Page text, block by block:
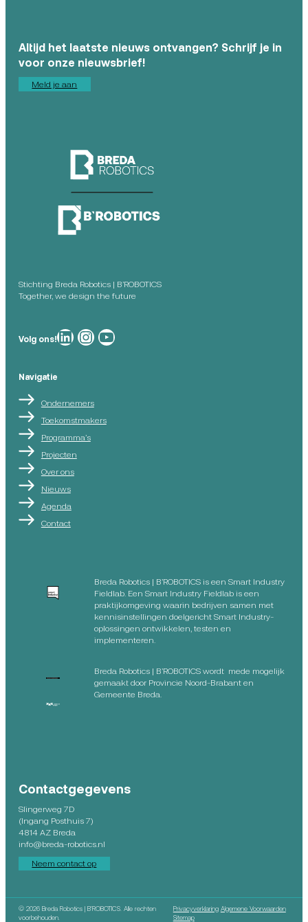
Altijd het laatste nieuws ontvangen? Schrijf je in
voor onze nieuwsbrief!
Meld je aan
Stichting Breda Robotics | B’ROBOTICS
Together, we design the future
Volg ons!Breda Robotics op Breda Robotics op Instagram
Breda Robotics op
Navigatie
Ondernemers
Toekomstmakers
Programma’s
Projecten
Over ons
Nieuws
Agenda
Contact
Breda Robotics | B’ROBOTICS is een Smart Industry
Fieldlab. Een Smart Industry Fieldlab is een
praktijkomgeving waarin bedrijven samen met
kennisinstellingen doelgericht Smart Industry-
oplossingen ontwikkelen, testen en
implementeren.
Breda Robotics | B’ROBOTICS wordt mede mogelijk
gemaakt door Provincie Noord-Brabant en
Gemeente Breda.
Contactgegevens
Slingerweg 7D
(Ingang Posthuis 7)
4814 AZ Breda
info@breda-robotics.nl
Neem contact op
©2026 Breda Robotics | B’ROBOTICS. Alle rechten
voorbehouden.
Privacyverklaring Algemene Voorwaarden
Sitemap